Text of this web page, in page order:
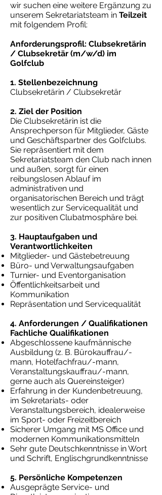
wir suchen eine weitere Ergänzung zu
unserem Sekretariatsteam in Teilzeit
mit folgendem Profil:
Anforderungsprofil: Clubsekretärin
/ Clubsekretär (m/w/d) im
Golfclub
1. Stellenbezeichnung
Clubsekretärin / Clubsekretär
2. Ziel der Position
Die Clubsekretärin ist die
Ansprechperson für Mitglieder, Gäste
und Geschäftspartner des Golfclubs.
Sie repräsentiert mit dem
Sekretariatsteam den Club nach innen
und außen, sorgt für einen
reibungslosen Ablauf im
administrativen und
organisatorischen Bereich und trägt
wesentlich zur Servicequalität und
zur positiven Clubatmosphäre bei.
3. Hauptaufgaben und
Verantwortlichkeiten
Mitglieder- und Gästebetreuung
Büro- und Verwaltungsaufgaben
Turnier- und Eventorganisation
Öffentlichkeitsarbeit und
Kommunikation
Repräsentation und Servicequalität
4. Anforderungen / Qualifikationen
Fachliche Qualifikationen
Abgeschlossene kaufmännische
Ausbildung (z. B. Bürokauffrau/-
mann, Hotelfachfrau/-mann,
Veranstaltungskauffrau/-mann,
gerne auch als Quereinsteiger)
Erfahrung in der Kundenbetreuung,
im Sekretariats- oder
Veranstaltungsbereich, idealerweise
im Sport- oder Freizeitbereich
Sicherer Umgang mit MS Office und
modernen Kommunikationsmitteln
Sehr gute Deutschkenntnisse in Wort
und Schrift, Englischgrundkenntnisse
5. Persönliche Kompetenzen
Ausgeprägte Service- und